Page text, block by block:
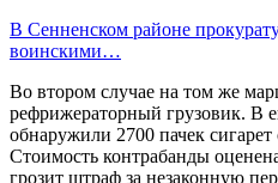
В Сенненском районе
воинскими…
Во втором случае на том же
рефрижераторный грузовик. В
обнаружили 2700 пачек
Стоимость контрабанды
грозит штраф за незаконную